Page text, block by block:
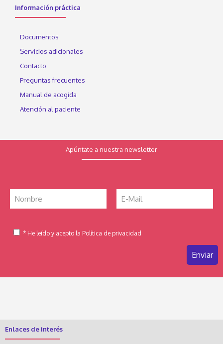
Información práctica
Documentos
Servicios adicionales
Contacto
Preguntas frecuentes
Manual de acogida
Atención al paciente
Apúntate a nuestra newsletter
* He leído y acepto la Política de privacidad
Enlaces de interés